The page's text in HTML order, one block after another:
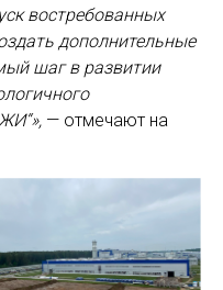
востребованных
дополнительные
шаг в развитии
— отмечают на